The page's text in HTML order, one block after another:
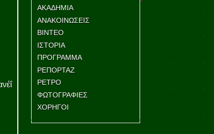
ΑΚΑΔΗΜΙΑ
ΑΝΑΚΟΙΝΩΣΕΙΣ
ΒΙΝΤΕΟ
ΙΣΤΟΡΙΑ
ΠΡΟΓΡΑΜΜΑ
ΡΕΠΟΡΤΑΖ
ΡΕΤΡΟ
ΦΩΤΟΓΡΑΦΙΕΣ
ΧΟΡΗΓΟΙ